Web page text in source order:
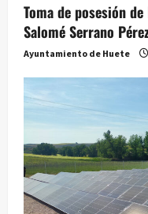
Toma de posesión
Salomé Serrano
Ayuntamiento de Huete